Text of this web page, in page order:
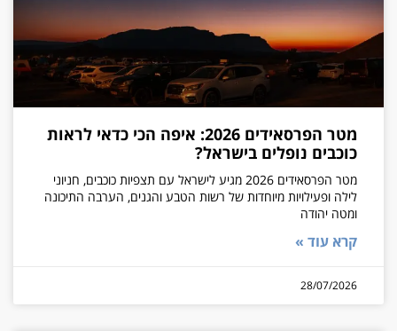
מטר הפרסאידים 2026: איפה הכי כדאי לראות
כוכבים נופלים בישראל?
מטר הפרסאידים 2026 מגיע לישראל עם תצפיות כוכבים, חניוני
לילה ופעילויות מיוחדות של רשות הטבע והגנים, הערבה התיכונה
ומטה יהודה
קרא עוד »
28/07/2026